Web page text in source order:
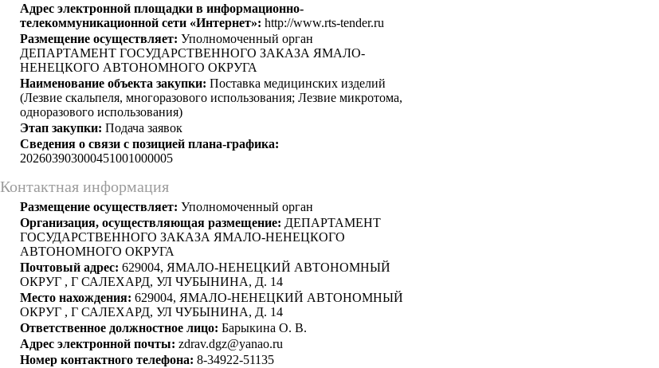
Адрес электронной площадки в информационно-
телекоммуникационной сети «Интернет»: http://www.rts-tender.ru
Размещение осуществляет: Уполномоченный орган
ДЕПАРТАМЕНТ ГОСУДАРСТВЕННОГО ЗАКАЗА ЯМАЛО-
НЕНЕЦКОГО АВТОНОМНОГО ОКРУГА
Наименование объекта закупки: Поставка медицинских изделий
(Лезвие скальпеля, многоразового использования; Лезвие микротома,
одноразового использования)
Этап закупки: Подача заявок
Сведения о связи с позицией плана-графика:
202603903000451001000005
Контактная информация
Размещение осуществляет: Уполномоченный орган
Организация, осуществляющая размещение: ДЕПАРТАМЕНТ
ГОСУДАРСТВЕННОГО ЗАКАЗА ЯМАЛО-НЕНЕЦКОГО
АВТОНОМНОГО ОКРУГА
Почтовый адрес: 629004, ЯМАЛО-НЕНЕЦКИЙ АВТОНОМНЫЙ
ОКРУГ , Г САЛЕХАРД, УЛ ЧУБЫНИНА, Д. 14
Место нахождения: 629004, ЯМАЛО-НЕНЕЦКИЙ АВТОНОМНЫЙ
ОКРУГ , Г САЛЕХАРД, УЛ ЧУБЫНИНА, Д. 14
Ответственное должностное лицо: Барыкина О. В.
Адрес электронной почты: zdrav.dgz@yanao.ru
Номер контактного телефона: 8-34922-51135